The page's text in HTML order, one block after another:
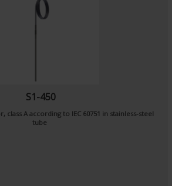
S1-450
class A according to IEC 60751 in stainless-steel
tube